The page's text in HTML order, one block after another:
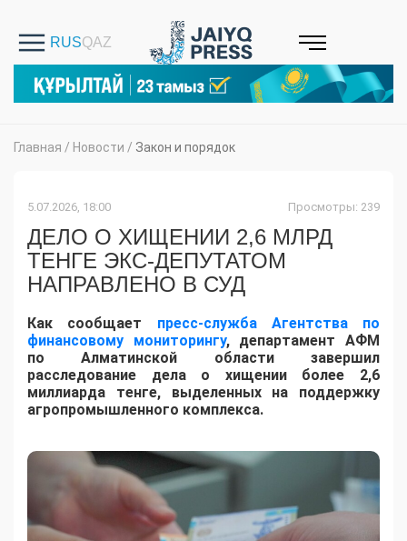
Главная / Новости / Закон и порядок
5.07.2026, 18:00 Просмотры: 239
ДЕЛО О ХИЩЕНИИ 2,6 МЛРД
ТЕНГЕ ЭКС-ДЕПУТАТОМ
НАПРАВЛЕНО В СУД
Как сообщает пресс-служба Агентства по
финансовому мониторингу, департамент АФМ
по Алматинской области завершил
расследование дела о хищении более 2,6
миллиарда тенге, выделенных на поддержку
агропромышленного комплекса.